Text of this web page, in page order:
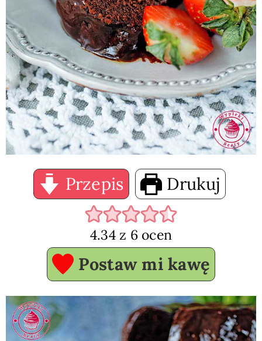
Przepis Drukuj
4.34z 6ocen
Postaw mi kawę